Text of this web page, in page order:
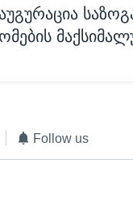
Follow us